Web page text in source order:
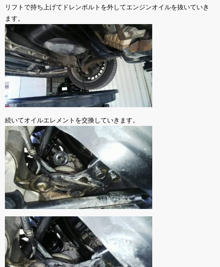
リフトで持ち上げてドレンボルトを外してエンジンオイルを抜いていき
ます。
続いてオイルエレメントを交換していきます。